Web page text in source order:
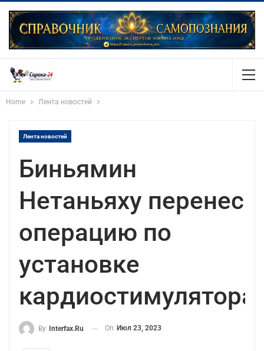
Home Лента новостей
Лента новостей
Биньямин
Нетаньяху перенес
операцию по
установке
кардиостимулятора
By Interfax.ru On Июл 23, 2023